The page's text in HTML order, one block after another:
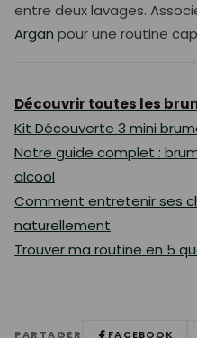
entre deux lavages.
Argan pour une routine
Découvrir toutes les
Kit Découverte 3 mini
Notre guide complet :
alcool
Comment entretenir ses
naturellement
Trouver ma routine en 5
PARTAGER FACEBOOK